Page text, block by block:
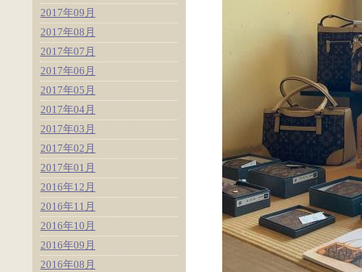
2017年09月
2017年08月
2017年07月
2017年06月
2017年05月
2017年04月
2017年03月
2017年02月
2017年01月
2016年12月
2016年11月
2016年10月
2016年09月
2016年08月